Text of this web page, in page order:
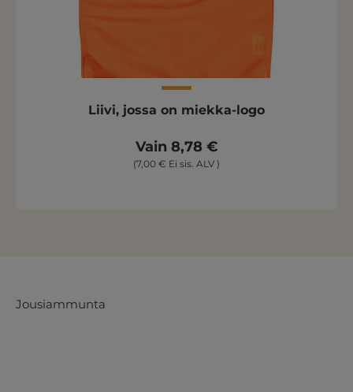
Liivi, jossa on miekka-logo
Vain 8,78 €
(7,00 € Ei sis. ALV )
Jousiammunta